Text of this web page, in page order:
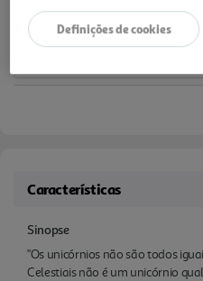
Características
Sinopse
"Os unicórnios não são todos
Celestiais não é um unicórnio
Definições de cookies